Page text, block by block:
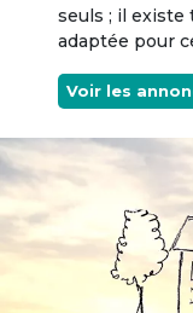
seuls ; il existe
adaptée pour
Voir les